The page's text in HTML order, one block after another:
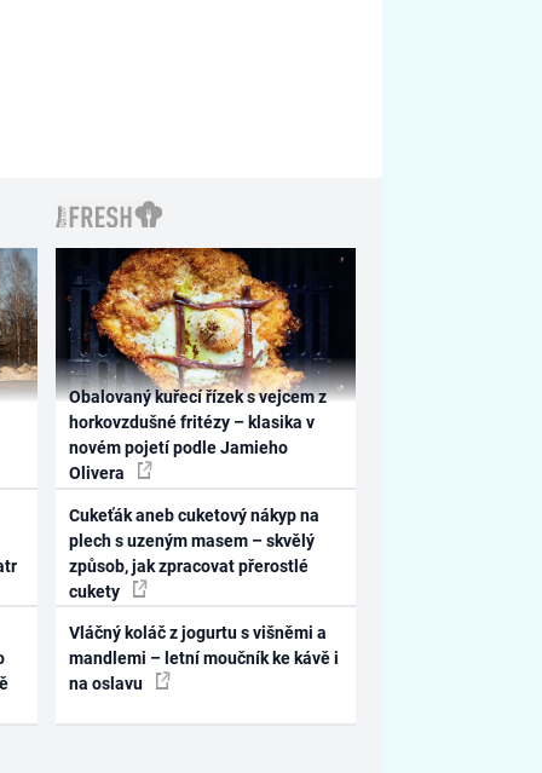
Obalovaný kuřecí řízek s vejcem z
horkovzdušné fritézy – klasika v
novém pojetí podle Jamieho
Olivera
Cukeťák aneb cuketový nákyp na
plech s uzeným masem – skvělý
způsob, jak zpracovat přerostlé
cukety
Vláčný koláč z jogurtu s višněmi a
mandlemi – letní moučník ke kávě i
na oslavu